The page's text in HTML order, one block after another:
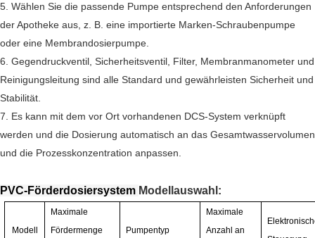
5. Wählen Sie die passende Pumpe entsprechend den Anforderungen
der Apotheke aus, z. B. eine importierte Marken-Schraubenpumpe
oder eine Membrandosierpumpe.
6. Gegendruckventil, Sicherheitsventil, Filter, Membranmanometer und
Reinigungsleitung sind alle Standard und gewährleisten Sicherheit und
Stabilität.
7. Es kann mit dem vor Ort vorhandenen DCS-System verknüpft
werden und die Dosierung automatisch an das Gesamtwasservolumen
und die Prozesskonzentration anpassen.
PVC-Förderdosiersystem Modellauswahl:
Modell
Maximale
Fördermenge
Pumpentyp
Maximale
Anzahl an